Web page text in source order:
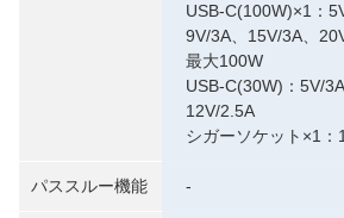
パススルー機能
USB-C(100W)×1：
9V/3A、15V/3A、
最大100W
USB-C(30W)：5V/3A
12V/2.5A
シガーソケット×1：
-